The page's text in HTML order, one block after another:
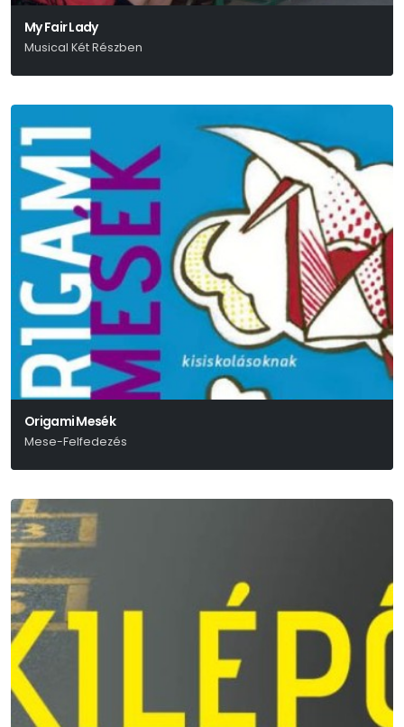
My Fair Lady
Musical Két Részben
Origami Mesék
Mese-Felfedezés